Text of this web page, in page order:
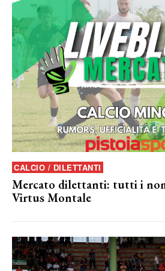
CALCIO / DILETTANTI
Mercato dilettanti: tutti i
Virtus Montale